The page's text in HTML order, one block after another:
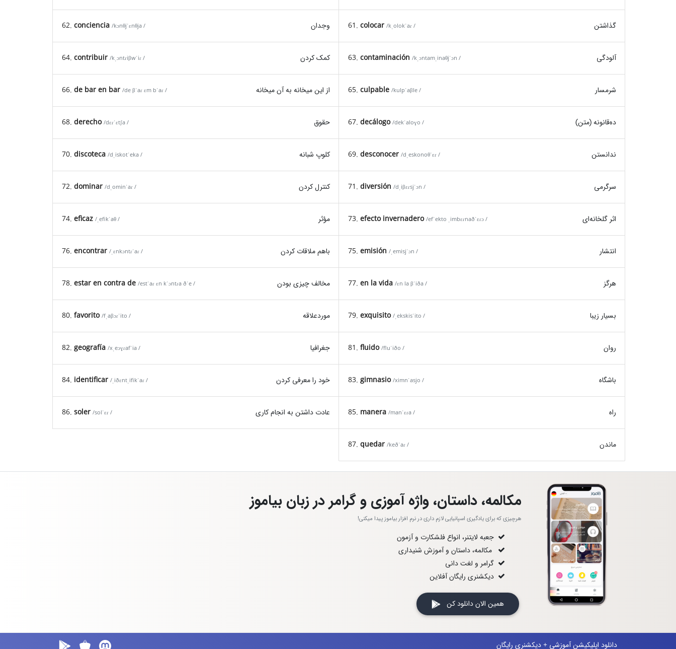
61. colocar /kˌolokˈaɾ / گذاشتن 62. conciencia /kɔnθjˈɛnθja / وجدان
63. contaminación /kˌɔntamˌinaθjˈɔn / آلودگی 64. contribuir /kˌɔntɾiβwˈiɾ / کمک کردن
65. culpable /kulpˈaβle / شرمسار 66. de bar en bar /de βˈaɾ ɛm bˈaɾ / از این میخانه به آن میخانه
67. decálogo /dekˈaloɣo / ده‌قانونه (متن) 68. derecho /dɛɾˈɛtʃa / حقوق
69. desconocer /dˌeskonoθˈɛɾ / ندانستن 70. discoteca /dˌiskotˈeka / کلوپ شبانه
71. diversión /dˌiβɛɾsjˈɔn / سرگرمی 72. dominar /dˌominˈaɾ / کنترل کردن
73. efecto invernadero /efˈekto ˌimbɛɾnaðˈɛɾɔ / اثر گلخانه‌ای 74. eficaz /ˌefikˈaθ / مؤثر
75. emisión /ˌemisjˈɔn / انتشار 76. encontrar /ˌɛnkɔntɾˈaɾ / باهم ملاقات کردن
77. en la vida /ɛn la βˈiða / هرگز 78. estar en contra de /estˈaɾ ɛn kˈɔntɾa ðˈe / مخالف چیزی بودن
79. exquisito /ˌekskisˈito / بسیار زیبا 80. favorito /fˌaβɔɾˈito / موردعلاقه
81. fluido /fluˈiðo / روان 82. geografía /xˌeɔɣɾafˈia / جغرافیا
83. gimnasio /ximnˈasjo / باشگاه 84. identificar /ˌiðɛntˌifikˈaɾ / خود را معرفی کردن
85. manera /manˈɛɾa / راه 86. soler /solˈɛɾ / عادت داشتن به انجام کاری
87. quedar /keðˈaɾ / ماندن
مکالمه، داستان، واژه آموزی و گرامر در زبان بیاموز
هرچیزی که برای یادگیری اسپانیایی لازم داری در نرم افزار بیاموز پیدا میکنی!
جعبه لایتنر، انواع فلشکارت و آزمون
مکالمه، داستان و آموزش شنیداری
گرامر و لغت دانی
دیکشنری رایگان آفلاین
همین الان دانلود کن
دانلود اپلیکیشن آموزشی + دیکشنری رایگان